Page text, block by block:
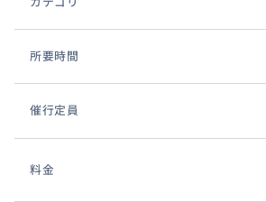
所要時間
催行定員
料金